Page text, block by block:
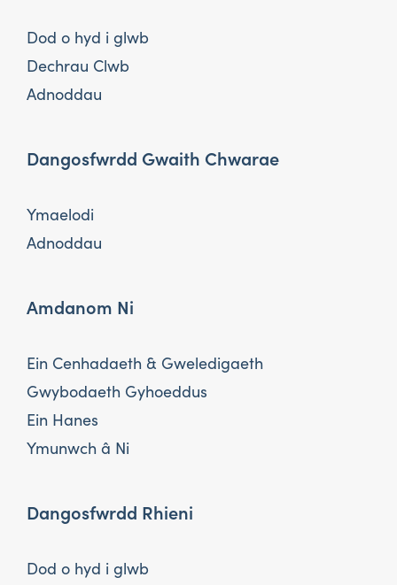
Dod o hyd i glwb
Dechrau Clwb
Adnoddau
Dangosfwrdd Gwaith Chwarae
Ymaelodi
Adnoddau
Amdanom Ni
Ein Cenhadaeth & Gweledigaeth
Gwybodaeth Gyhoeddus
Ein Hanes
Ymunwch â Ni
Dangosfwrdd Rhieni
Dod o hyd i glwb